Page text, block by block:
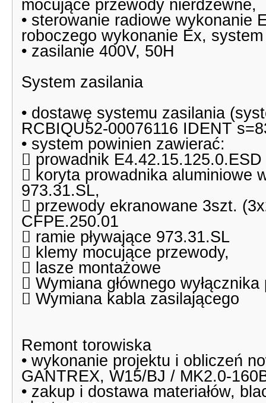
mocujące przewody nierdzewne,
• sterowanie radiowe wykonanie
roboczego wykonanie Ex,
• zasilanie 400V, 50H
System zasilania
• dostawę systemu zasilania
RCBIQU52-00076116 IDENT
• system powinien zawierać:
 prowadnik E4.42.15.125.0.ESD
 koryta prowadnika aluminiowe
973.31.SL,
 przewody ekranowane 3szt.
CFPE.250.01
 ramie pływające 973.31.SL
 klemy mocujące przewody,
 lasze montażowe
 Wymiana głównego
 Wymiana kabla zasilającego
Remont torowiska
• wykonanie projektu i obliczeń
GANTREX, W15/BJ / MK2.0-
• zakup i dostawa materiałów,